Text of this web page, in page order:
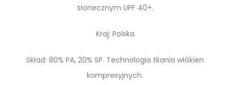
słonecznym UPF 40+.
Kraj: Polska
Skład: 80% PA, 20% SP. Technologia tkania włókien
kompresyjnych.